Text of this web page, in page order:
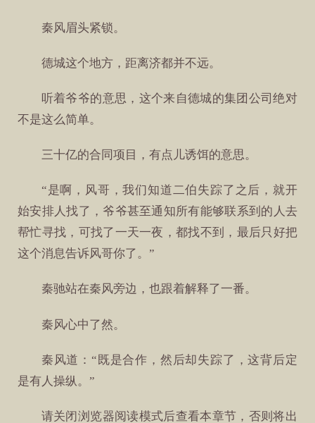
秦风眉头紧锁。
德城这个地方，距离济都并不远。
听着爷爷的意思，这个来自德城的集团公司绝对
不是这么简单。
三十亿的合同项目，有点儿诱饵的意思。
“是啊，风哥，我们知道二伯失踪了之后，就开
始安排人找了，爷爷甚至通知所有能够联系到的人去
帮忙寻找，可找了一天一夜，都找不到，最后只好把
这个消息告诉风哥你了。”
秦驰站在秦风旁边，也跟着解释了一番。
秦风心中了然。
秦风道：“既是合作，然后却失踪了，这背后定
是有人操纵。”
请关闭浏览器阅读模式后查看本章节，否则将出